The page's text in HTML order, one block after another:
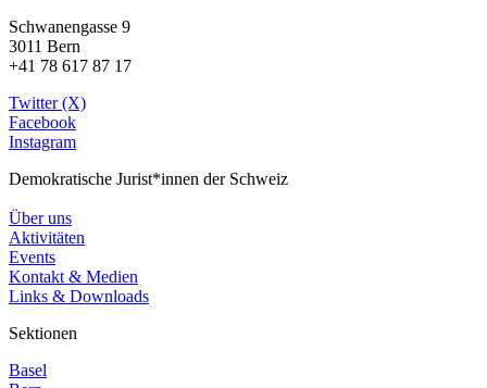
Schwanengasse 9
3011 Bern
+41 78 617 87 17
Twitter (X)
Facebook
Instagram
Demokratische Jurist*innen der Schweiz
Über uns
Aktivitäten
Events
Kontakt & Medien
Links & Downloads
Sektionen
Basel